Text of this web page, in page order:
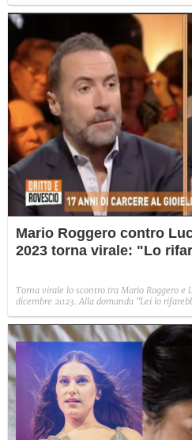
Mario Roggero contro
2023 torna virale: "Lo
Torna virale lo scontro tra Mario Roggero e
dicembre 2023. Alla domanda "Lei lo